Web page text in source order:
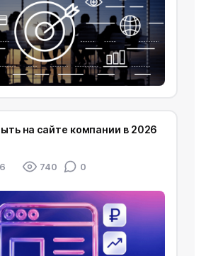
на сайте компании в 2026
740 0